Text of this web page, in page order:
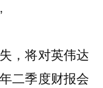
，将对英伟达
二季度财报会